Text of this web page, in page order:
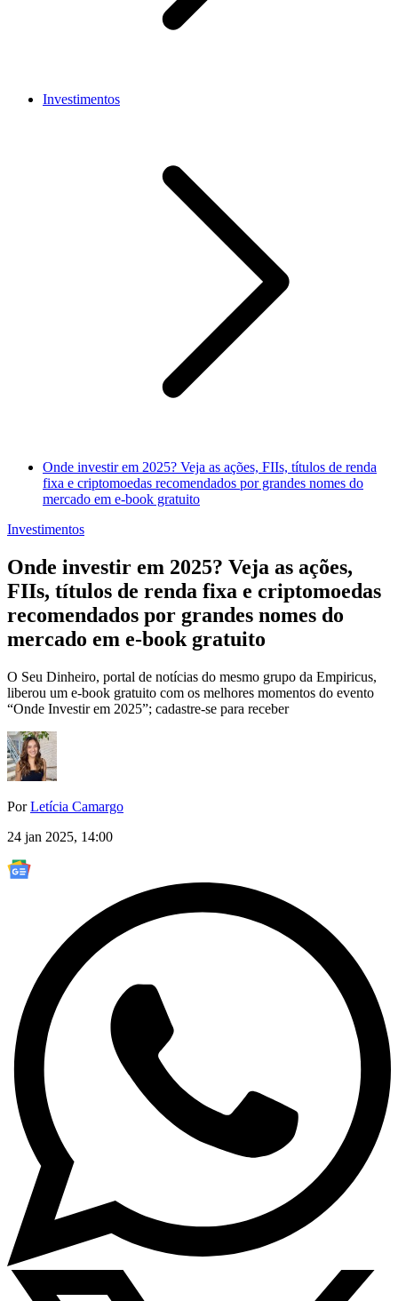
Investimentos
Onde investir em 2025? Veja as ações, FIIs, títulos de renda
fixa e criptomoedas recomendados por grandes nomes do
mercado em e-book gratuito
Investimentos
Onde investir em 2025? Veja as ações,
FIIs, títulos de renda fixa e criptomoedas
recomendados por grandes nomes do
mercado em e-book gratuito
O Seu Dinheiro, portal de notícias do mesmo grupo da Empiricus,
liberou um e-book gratuito com os melhores momentos do evento
“Onde Investir em 2025”; cadastre-se para receber
PorLetícia Camargo
24 jan 2025, 14:00